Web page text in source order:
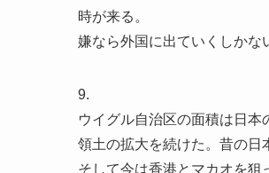
時が来る。
嫌なら外国に出ていくしかな
9.
ウイグル自治区の面積は日
領土の拡大を続けた。昔の日
そして今は香港とマカオを狙